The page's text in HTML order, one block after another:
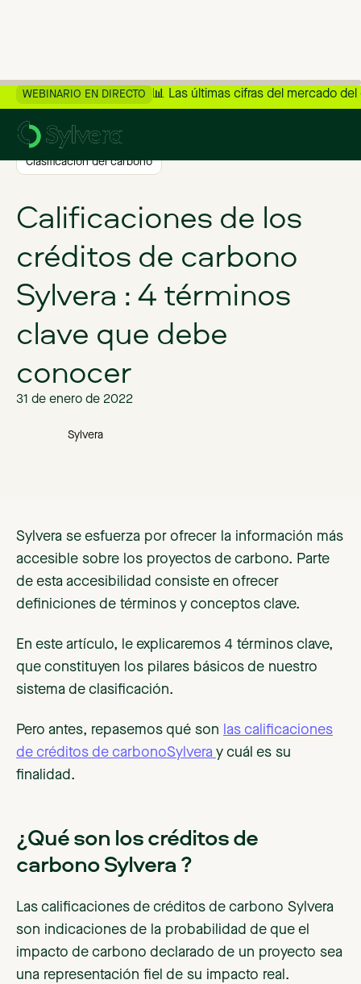
WEBINARIO EN DIRECTO 📊 Las últimas cifras del mercado
Clasificación del carbono
Calificaciones de los
créditos de carbono
Sylvera : 4 términos
clave que debe
conocer
31 de enero de 2022
Sylvera
Sylvera se esfuerza por ofrecer la información más
accesible sobre los proyectos de carbono. Parte
de esta accesibilidad consiste en ofrecer
definiciones de términos y conceptos clave.
En este artículo, le explicaremos 4 términos clave,
que constituyen los pilares básicos de nuestro
sistema de clasificación.
Pero antes, repasemos qué son
las calificaciones
de créditos de carbonoSylvera y cuál es su
finalidad.
¿Qué son los créditos de
carbono Sylvera ?
Las calificaciones de créditos de carbono Sylvera
son indicaciones de la probabilidad de que el
impacto de carbono declarado de un proyecto sea
una representación fiel de su impacto real.